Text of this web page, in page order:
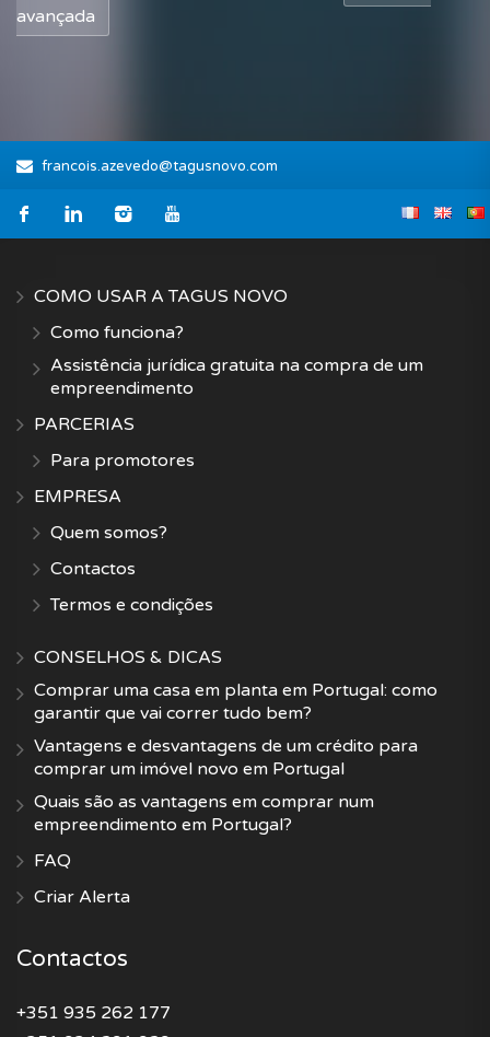
avançada
francois.azevedo@tagusnovo.com
COMO USAR A TAGUS NOVO
Como funciona?
Assistência jurídica gratuita na compra de um
empreendimento
PARCERIAS
Para promotores
EMPRESA
Quem somos?
Contactos
Termos e condições
CONSELHOS & DICAS
Comprar uma casa em planta em Portugal: como
garantir que vai correr tudo bem?
Vantagens e desvantagens de um crédito para
comprar um imóvel novo em Portugal
Quais são as vantagens em comprar num
empreendimento em Portugal?
FAQ
Criar Alerta
Contactos
+351 935 262 177